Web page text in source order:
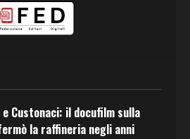
Custonaci: il docufilm sulla
la raffineria negli anni